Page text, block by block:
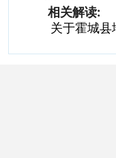
相关解读:
关于霍城